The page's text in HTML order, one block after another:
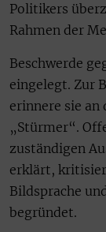
Politikers
Rahmen der
Beschwerde
eingelegt. Zur
erinnere sie
„Stürmer“.
zuständigen
erklärt,
Bildsprache
begründet.